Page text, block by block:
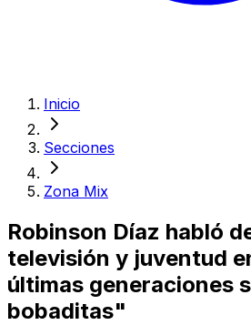
Inicio
Secciones
Zona Mix
Robinson Díaz habló
televisión y juventud
últimas generaciones
bobaditas"